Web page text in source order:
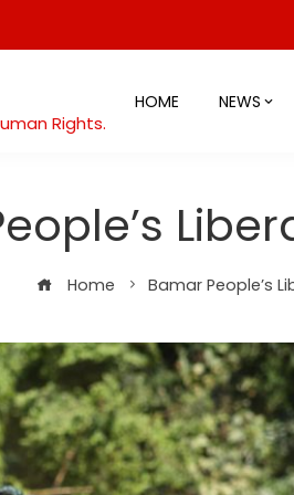
Rights.
HOME NEWS
Home Bamar People’s